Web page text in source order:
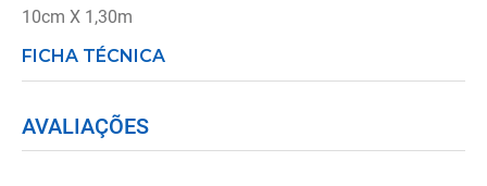
10cm X 1,30m
FICHA TÉCNICA
AVALIAÇÕES